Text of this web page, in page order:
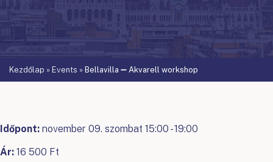
Kezdőlap » Events » Bellavilla ➖ Akvarell workshop
Időpont: november 09. szombat 15:00 - 19:00
Ár: 16 500 Ft